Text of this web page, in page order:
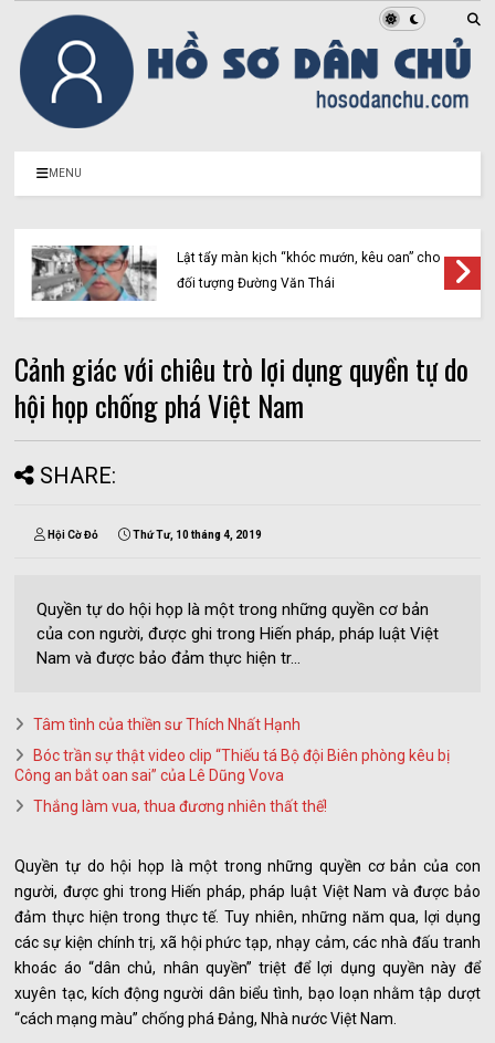
MENU
Lật tẩy màn kịch “khóc mướn, kêu oan” cho
đối tượng Đường Văn Thái
Cảnh giác với chiêu trò lợi dụng quyền tự do
hội họp chống phá Việt Nam
SHARE:
Hội Cờ Đỏ Thứ Tư, 10 tháng 4, 2019
Quyền tự do hội họp là một trong những quyền cơ bản
của con người, được ghi trong Hiến pháp, pháp luật Việt
Nam và được bảo đảm thực hiện tr...
Tâm tình của thiền sư Thích Nhất Hạnh
Bóc trần sự thật video clip “Thiếu tá Bộ đội Biên phòng kêu bị
Công an bắt oan sai” của Lê Dũng Vova
Thắng làm vua, thua đương nhiên thất thế!
Quyền tự do hội họp là một trong những quyền cơ bản của con
người, được ghi trong Hiến pháp, pháp luật Việt Nam và được bảo
đảm thực hiện trong thực tế. Tuy nhiên, những năm qua, lợi dụng
các sự kiện chính trị, xã hội phức tạp, nhạy cảm, các nhà đấu tranh
khoác áo “dân chủ, nhân quyền” triệt để lợi dụng quyền này để
xuyên tạc, kích động người dân biểu tình, bạo loạn nhằm tập dượt
“cách mạng màu” chống phá Đảng, Nhà nước Việt Nam.